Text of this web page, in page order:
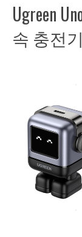
Ugreen
속 충전기